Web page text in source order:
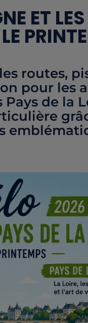
ET
routes,
pour les
de la